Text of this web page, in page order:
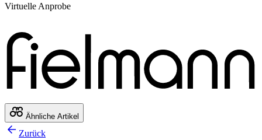
Virtuelle Anprobe
Ähnliche Artikel
Zurück